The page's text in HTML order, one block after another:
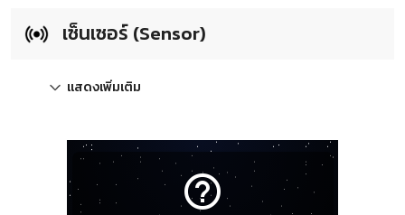
เซ็นเซอร์ (Sensor)
แสดงเพิ่มเติม
help_outline